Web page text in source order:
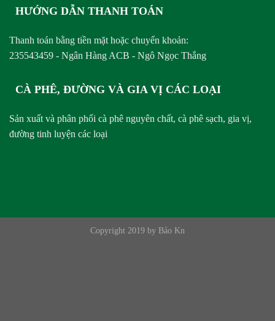
HƯỚNG DẪN THANH TOÁN
Thanh toán bằng tiền mặt hoặc chuyển khoản:
235543459 - Ngân Hàng ACB - Ngô Ngọc Thắng
CÀ PHÊ, ĐƯỜNG VÀ GIA VỊ CÁC LOẠI
Sản xuất và phân phối cà phê nguyên chất, cà phê sạch, gia vị,
đường tinh luyện các loại
Copyright 2019 by Bảo Kn